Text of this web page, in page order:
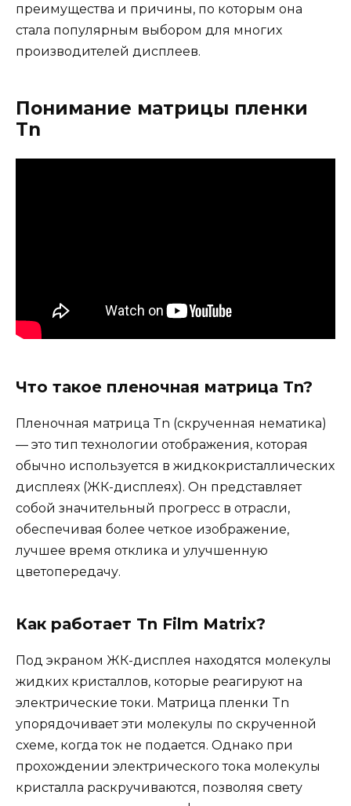
преимущества и причины, по которым она
стала популярным выбором для многих
производителей дисплеев.
Понимание матрицы пленки
Tn
Что такое пленочная матрица Tn?
Пленочная матрица Tn (скрученная нематика)
— это тип технологии отображения, которая
обычно используется в жидкокристаллических
дисплеях (ЖК-дисплеях). Он представляет
собой значительный прогресс в отрасли,
обеспечивая более четкое изображение,
лучшее время отклика и улучшенную
цветопередачу.
Как работает Tn Film Matrix?
Под экраном ЖК-дисплея находятся молекулы
жидких кристаллов, которые реагируют на
электрические токи. Матрица пленки Tn
упорядочивает эти молекулы по скрученной
схеме, когда ток не подается. Однако при
прохождении электрического тока молекулы
кристалла раскручиваются, позволяя свету